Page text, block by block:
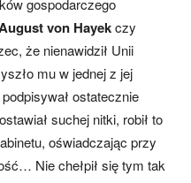
von Hayekczy
że nienawidził Unii
mu w jednej z jej
ostatecznie
suchej nitki, robił to
oświadczając przy
Nie chełpił się tym tak